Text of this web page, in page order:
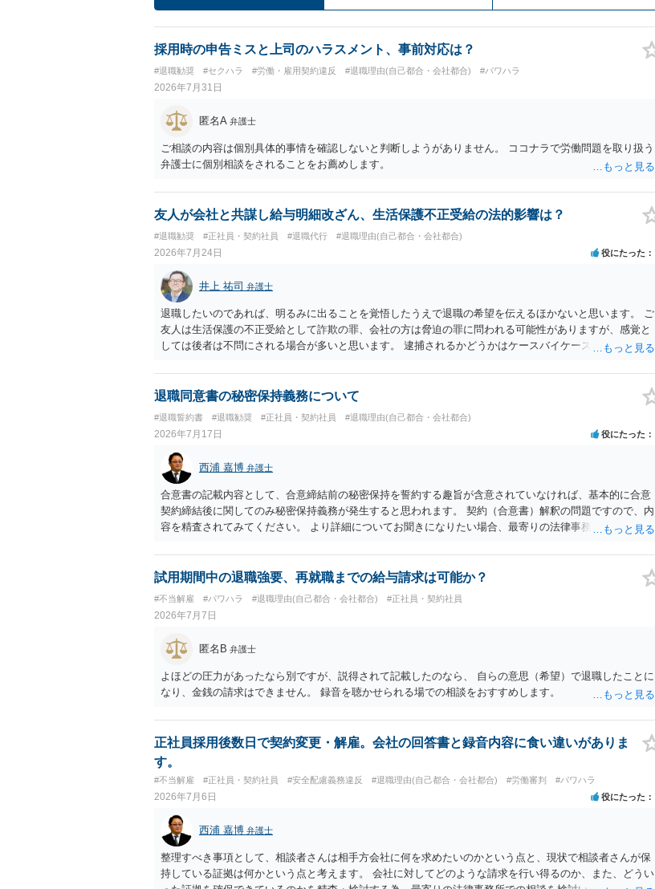
採用時の申告ミスと上司のハラスメント、事前対応は？
#退職勧奨 #セクハラ #労働・雇用契約違反 #退職理由(自己都合・会社都合) #パワハラ
2026年7月31日
匿名A 弁護士
ご相談の内容は個別具体的事情を確認しないと判断しようがありません。 ココナラで労働問題を取り扱う
弁護士に個別相談をされることをお薦めします。
友人が会社と共謀し給与明細改ざん、生活保護不正受給の法的影響は？
#退職勧奨 #正社員・契約社員 #退職代行 #退職理由(自己都合・会社都合)
2026年7月24日 役にたった
井上 祐司 弁護士
退職したいのであれば、明るみに出ることを覚悟したうえで退職の希望を伝えるほかないと思います。 ご
友人は生活保護の不正受給として詐欺の罪、会社の方は脅迫の罪に問われる可能性がありますが、感覚と
しては後者は不問にされる場合が多いと思います。 逮捕されるかどうかはケースバイケースです。
退職同意書の秘密保持義務について
#退職誓約書 #退職勧奨 #正社員・契約社員 #退職理由(自己都合・会社都合)
2026年7月17日 役にたった
西浦 嘉博 弁護士
合意書の記載内容として、合意締結前の秘密保持を誓約する趣旨が含意されていなければ、基本的に合意
契約締結後に関してのみ秘密保持義務が発生すると思われます。 契約（合意書）解釈の問題ですので、内
容を精査されてみてください。 より詳細についてお聞きになりたい場合、最寄りの法律事務所で相談され
試用期間中の退職強要、再就職までの給与請求は可能か？
#不当解雇 #パワハラ #退職理由(自己都合・会社都合) #正社員・契約社員
2026年7月7日
匿名B 弁護士
よほどの圧力があったなら別ですが、説得されて記載したのなら、 自らの意思（希望）で退職したことに
なり、金銭の請求はできません。 録音を聴かせられる場での相談をおすすめします。
正社員採用後数日で契約変更・解雇。会社の回答書と録音内容に食い違いがありま
す。
#不当解雇 #正社員・契約社員 #安全配慮義務違反 #退職理由(自己都合・会社都合) #労働審判 #パワハラ
2026年7月6日 役にたった
西浦 嘉博 弁護士
整理すべき事項として、相談者さんは相手方会社に何を求めたいのかという点と、現状で相談者さんが保
持している証拠は何かという点と考えます。 会社に対してどのような請求を行い得るのか、また、どうい